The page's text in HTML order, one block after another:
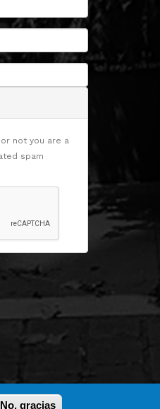
not you are a
spam
No, gracias